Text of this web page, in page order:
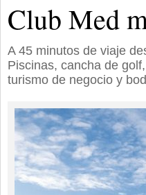
Club Med
A 45 minutos de viaje
Piscinas, cancha de
turismo de negocio y